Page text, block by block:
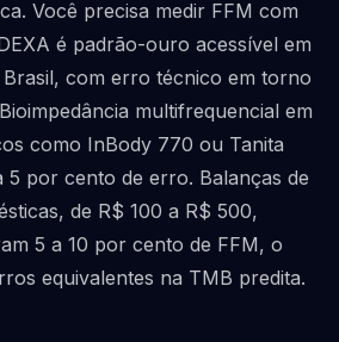
Você precisa medir FFM com
é padrão-ouro acessível em
com erro técnico em torno
multifrequencial em
como InBody 770 ou Tanita
5 por cento de erro. Balanças de
de R$ 100 a R$ 500,
5 a 10 por cento de FFM, o
equivalentes na TMB predita.